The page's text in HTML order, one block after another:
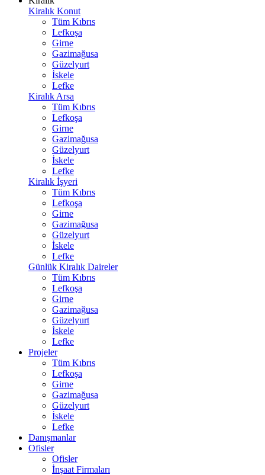
Kiralık Konut
Tüm Kıbrıs
Lefkoşa
Girne
Gazimağusa
Güzelyurt
İskele
Lefke
Kiralık Arsa
Tüm Kıbrıs
Lefkoşa
Girne
Gazimağusa
Güzelyurt
İskele
Lefke
Kiralık İşyeri
Tüm Kıbrıs
Lefkoşa
Girne
Gazimağusa
Güzelyurt
İskele
Lefke
Günlük Kiralık Daireler
Tüm Kıbrıs
Lefkoşa
Girne
Gazimağusa
Güzelyurt
İskele
Lefke
Projeler
Tüm Kıbrıs
Lefkoşa
Girne
Gazimağusa
Güzelyurt
İskele
Lefke
Danışmanlar
Ofisler
Ofisler
İnşaat Firmaları